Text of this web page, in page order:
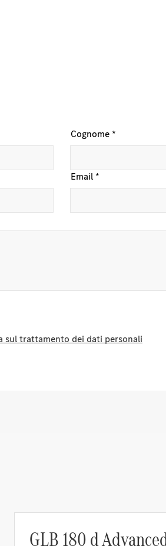
Cognome *
Email *
sul trattamento dei dati personali
GLB 180 d